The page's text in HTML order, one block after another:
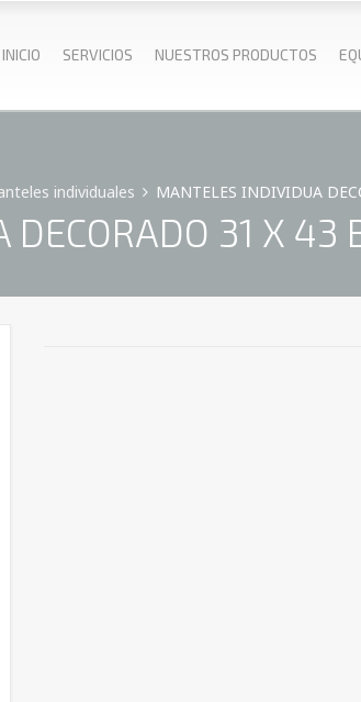
INICIO SERVICIOS NUESTROS PRODUCTOS
individuales MANTELES INDIVIDUA
31 X 43